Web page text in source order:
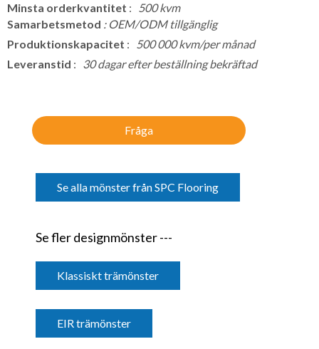
Minsta orderkvantitet : 500 kvm
Samarbetsmetod : OEM/ODM tillgänglig
Produktionskapacitet : 500 000 kvm/per månad
Leveranstid : 30 dagar efter beställning bekräftad
Fråga
Se alla mönster från SPC Flooring
Se fler designmönster ---
Klassiskt trämönster
EIR trämönster